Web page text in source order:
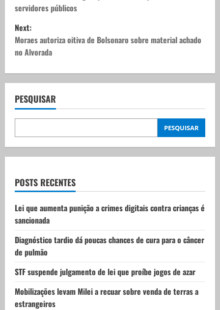
s
t
n
a
v
i
g
t
i
o
n
servidores públicos
Next:
Moraes autoriza oitiva de Bolsonaro sobre material achado
no Alvorada
PESQUISAR
PESQUISAR
POSTS RECENTES
Lei que aumenta punição a crimes digitais contra crianças é
sancionada
Diagnóstico tardio dá poucas chances de cura para o câncer
de pulmão
STF suspende julgamento de lei que proíbe jogos de azar
Mobilizações levam Milei a recuar sobre venda de terras a
estrangeiros